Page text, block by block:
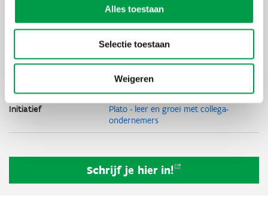
Alles toestaan
Selectie toestaan
Weigeren
Prijs leden: € 1.440 (excl. btw) Prijs niet-
leden: € 1.730 (excl. btw)
Voka
Thema's
Sterk groeien
Overnemen &
overlaten
Initiatief
Plato - leer en groei met collega-
ondernemers
Schrijf je hier in!